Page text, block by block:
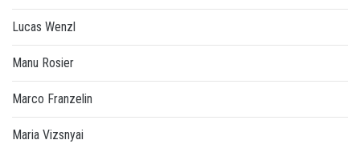
Lucas Wenzl
Manu Rosier
Marco Franzelin
Maria Vizsnyai